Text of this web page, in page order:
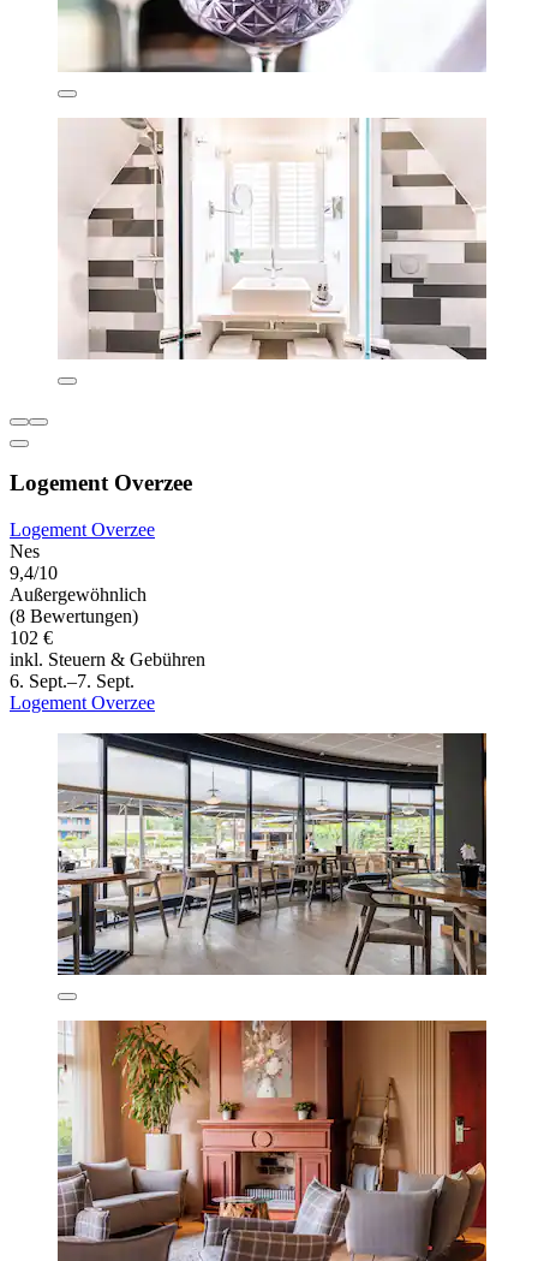
Logement Overzee
Logement Overzee
Nes
9,4/10
Außergewöhnlich
(8 Bewertungen)
102 €
inkl. Steuern & Gebühren
6. Sept.–7. Sept.
Logement Overzee